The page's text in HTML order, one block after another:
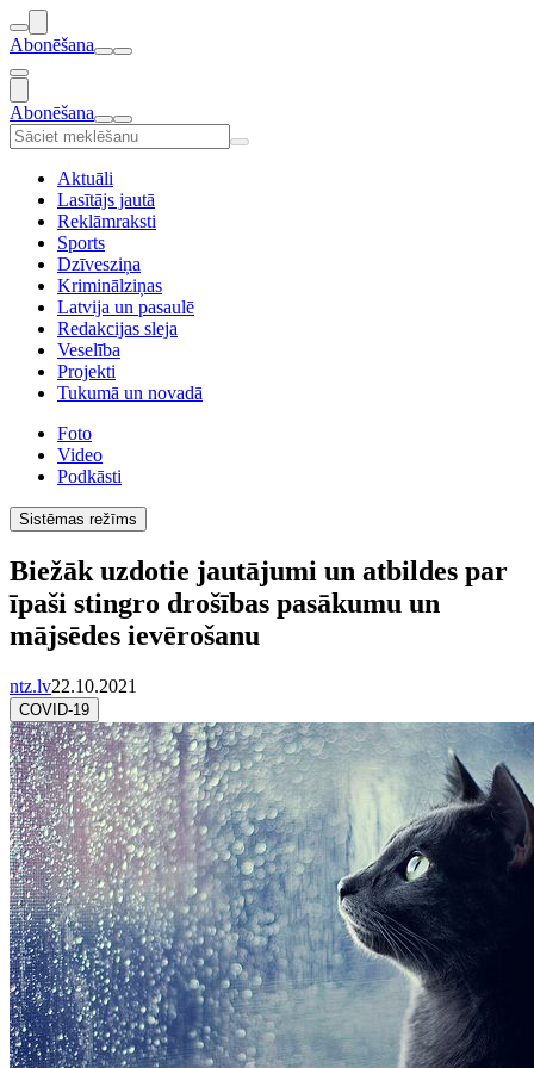
Abonēšana
Abonēšana
Aktuāli
Lasītājs jautā
Reklāmraksti
Sports
Dzīvesziņa
Kriminālziņas
Latvija un pasaulē
Redakcijas sleja
Veselība
Projekti
Tukumā un novadā
Foto
Video
Podkāsti
Sistēmas režīms
Biežāk uzdotie jautājumi un atbildes par
īpaši stingro drošības pasākumu un
mājsēdes ievērošanu
ntz.lv22.10.2021
COVID-19